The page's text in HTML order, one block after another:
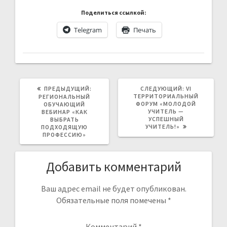
Поделиться ссылкой:
Telegram Печать
ПРЕДЫДУЩИЙ:
РЕГИОНАЛЬНЫЙ
ОБУЧАЮЩИЙ
ВЕБИНАР «КАК
ВЫБРАТЬ
ПОДХОДЯЩУЮ
ПРОФЕССИЮ»
СЛЕДУЮЩИЙ: СЛЕДУЮЩАЯ
ЗАПИСЬ:
VI
ТЕРРИТОРИАЛЬНЫЙ
ФОРУМ «МОЛОДОЙ
УЧИТЕЛЬ —
УСПЕШНЫЙ
УЧИТЕЛЬ!»
Добавить комментарий
Ваш адрес email не будет опубликован.
Обязательные поля помечены *